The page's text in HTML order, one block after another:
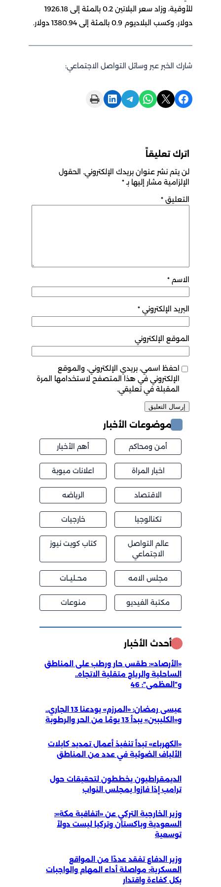
للأوقية، وزاد سعر البلاتين 0.2 بالمئة إلى 1926.18
دولار، وكسب ​البلاديوم 0.9 بالمئة إلى 1380.94 دولار.
شارك الخبر عبر وسائل التواصل الاجتماعي:
Share on Facebook
Share on X
Share on WhatsApp
Share on Telegram
Share on LinkedIn
Print this Page
اترك تعليقاً
لن يتم نشر عنوان بريدك الإلكتروني. الحقول
الإلزامية مشار إليها بـ *
التعليق*
الاسم*
البريد الإلكتروني *
الموقع الإلكتروني
احفظ اسمي، بريدي الإلكتروني، والموقع
الإلكتروني في هذا المتصفح لاستخدامها المرة
المقبلة في تعليقي.
موضوعات الأخبار
أمن ومحاكم أهم الأخبار
اخبار المراة اعلانات مبوبة
الاقتصاد الرياضه
تكنالوجيا خارجيات
عالم التواصل
الاجتماعي
كتاب كويت نيوز
مجلس الامه محــليــات
مكتبة الفيديو منوعات
أحدث الأخبار
«الأرصاد»: طقس حار ورطب على المناطق
الساحلية والرياح متقلبة الاتجاه..
و”العظمى”: 46
عيسى رمضان: «المرزم» يودعنا 13 الجاري..
و«الكليبين» يبدأ 13 يومًا من الحر والرطوبة
«الكهرباء» تبدأ تنفيذ أعمال تمديد كابلات
الألياف الضوئية في عدد من المناطق
الديمقراطيون يخططون لتحقيقات حول
ترامب إذا فازوا بمجلس النواب
وزير الخارجية التركي عن «اتفاقية مكة»:
السعودية وباكستان وتركيا ليست دولاً
توسعية
وزير الدفاع تفقد عددًا من المواقع
العسكرية: مواصلة أداء المهام والواجبات
بكل كفاءة واقتدار